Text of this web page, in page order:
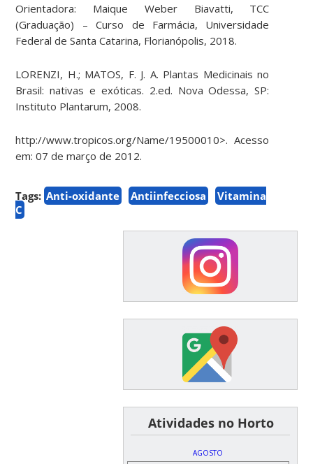
Orientadora: Maique Weber Biavatti, TCC
(Graduação) – Curso de Farmácia, Universidade
Federal de Santa Catarina, Florianópolis, 2018.
LORENZI, H.; MATOS, F. J. A. Plantas Medicinais no
Brasil: nativas e exóticas. 2.ed. Nova Odessa, SP:
Instituto Plantarum, 2008.
http://www.tropicos.org/Name/19500010>. Acesso
em: 07 de março de 2012.
Tags: Anti-oxidante Antiinfecciosa
Vitamina
C
͏ ͏ ͏ ͏ ͏ ͏Atividades no Horto
AGOSTO